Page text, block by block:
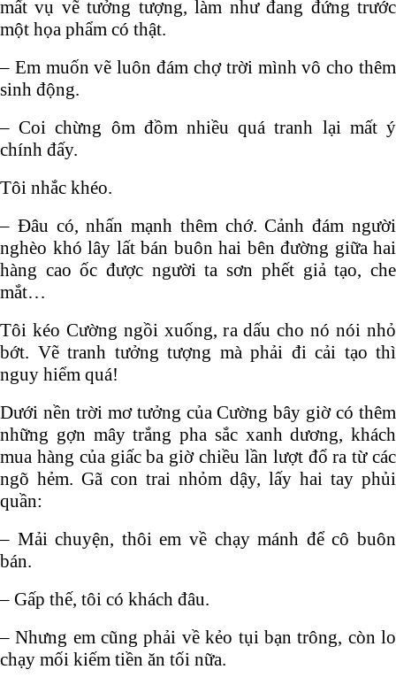
mất vụ vẽ tưởng tượng, làm như đang đứng trước
một họa phẩm có thật.
– Em muốn vẽ luôn đám chợ trời mình vô cho thêm
sinh động.
– Coi chừng ôm đồm nhiều quá tranh lại mất ý
chính đấy.
Tôi nhắc khéo.
– Đâu có, nhấn mạnh thêm chớ. Cảnh đám người
nghèo khó lây lất bán buôn hai bên đường giữa hai
hàng cao ốc được người ta sơn phết giả tạo, che
mắt…
Tôi kéo Cường ngồi xuống, ra dấu cho nó nói nhỏ
bớt. Vẽ tranh tưởng tượng mà phải đi cải tạo thì
nguy hiểm quá!
Dưới nền trời mơ tưởng của Cường bây giờ có thêm
những gợn mây trắng pha sắc xanh dương, khách
mua hàng của giấc ba giờ chiều lần lượt đổ ra từ các
ngõ hẻm. Gã con trai nhỏm dậy, lấy hai tay phủi
quần:
– Mải chuyện, thôi em về chạy mánh để cô buôn
bán.
– Gấp thế, tôi có khách đâu.
– Nhưng em cũng phải về kẻo tụi bạn trông, còn lo
chạy mối kiếm tiền ăn tối nữa.